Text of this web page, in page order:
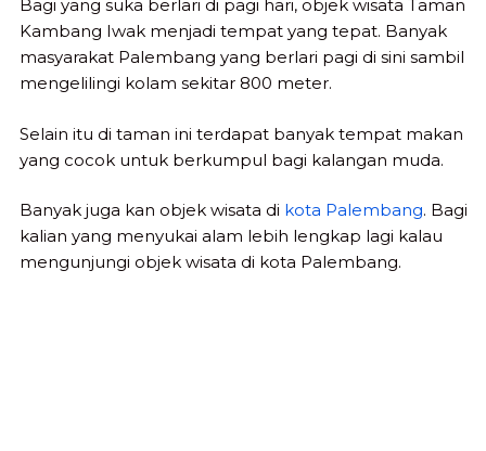
Bagi yang suka berlari di pagi hari, objek wisata Taman
Kambang Iwak menjadi tempat yang tepat. Banyak
masyarakat Palembang yang berlari pagi di sini sambil
mengelilingi kolam sekitar 800 meter.
Selain itu di taman ini terdapat banyak tempat makan
yang cocok untuk berkumpul bagi kalangan muda.
Banyak juga kan objek wisata di kota Palembang. Bagi
kalian yang menyukai alam lebih lengkap lagi kalau
mengunjungi objek wisata di kota Palembang.